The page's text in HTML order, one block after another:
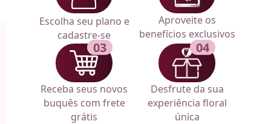
Escolha seu plano e
cadastre-se
Aproveite os
benefícios exclusivos
do Clube
03
Receba seus novos
buquês com frete
grátis
04
Desfrute da sua
experiência floral
única